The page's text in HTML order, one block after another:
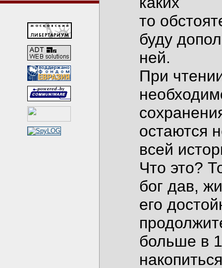
то
буду
ней.
При
остаются
всей
Что это?
бог дав,
его
больше в